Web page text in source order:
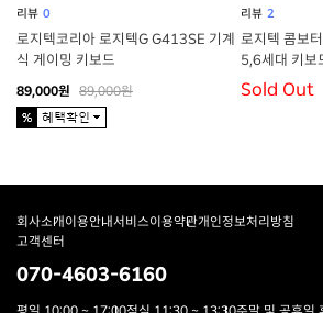
리뷰 0
로지텍코리아 로지텍G G413SE 기계
식 게이밍 키보드
89,000원 89,000원
리뷰 2
로지텍 콤보
5,6세대 키보
Sold Out
회사소개이용안내서비스이용약관개인정보처리방침
고객센터
070-4603-6160